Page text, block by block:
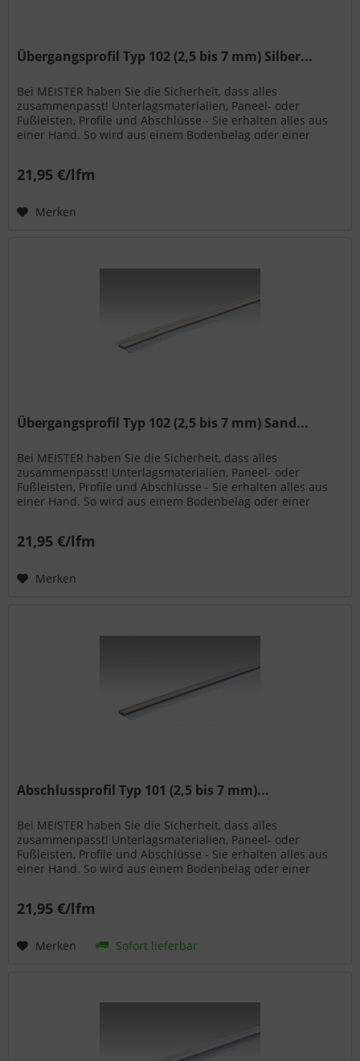
Übergangsprofil Typ 102 (2,5 bis 7 mm) Silber...
Bei MEISTER haben Sie die Sicherheit, dass alles
zusammenpasst! Unterlagsmaterialien, Paneel- oder
Fußleisten, Profile und Abschlüsse - Sie erhalten alles aus
einer Hand. So wird aus einem Bodenbelag oder einer
21,95 €/lfm
Merken
Übergangsprofil Typ 102 (2,5 bis 7 mm) Sand...
Bei MEISTER haben Sie die Sicherheit, dass alles
zusammenpasst! Unterlagsmaterialien, Paneel- oder
Fußleisten, Profile und Abschlüsse - Sie erhalten alles aus
einer Hand. So wird aus einem Bodenbelag oder einer
21,95 €/lfm
Merken
Abschlussprofil Typ 101 (2,5 bis 7 mm)...
Bei MEISTER haben Sie die Sicherheit, dass alles
zusammenpasst! Unterlagsmaterialien, Paneel- oder
Fußleisten, Profile und Abschlüsse - Sie erhalten alles aus
einer Hand. So wird aus einem Bodenbelag oder einer
21,95 €/lfm
Merken Sofort lieferbar